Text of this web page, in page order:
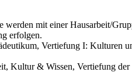
mit einer Hausarbeit/
erfolgen.
Vertiefung I:
Kultur & Wissen, Vertiefung